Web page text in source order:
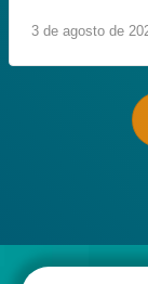
3 de agosto de